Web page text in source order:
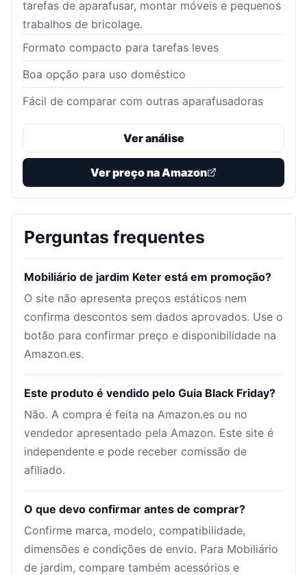
tarefas de aparafusar, montar móveis e pequenos
trabalhos de bricolage.
Formato compacto para tarefas leves
Boa opção para uso doméstico
Fácil de comparar com outras aparafusadoras
Ver análise
Ver preço na Amazon
Perguntas frequentes
Mobiliário de jardim Keter está em promoção?
O site não apresenta preços estáticos nem
confirma descontos sem dados aprovados. Use o
botão para confirmar preço e disponibilidade na
Amazon.es.
Este produto é vendido pelo Guia Black Friday?
Não. A compra é feita na Amazon.es ou no
vendedor apresentado pela Amazon. Este site é
independente e pode receber comissão de
afiliado.
O que devo confirmar antes de comprar?
Confirme marca, modelo, compatibilidade,
dimensões e condições de envio. Para Mobiliário
de jardim, compare também acessórios e